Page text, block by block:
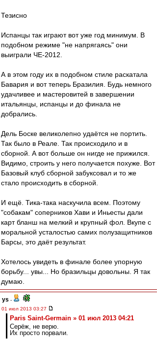
Тезисно
Испанцы так играют вот уже год минимум. В
подобном режиме "не напрягаясь" они
выиграли ЧЕ-2012.
А в этом году их в подобном стиле раскатала
Бавария и вот теперь Бразилия. Будь немного
удачливее и мастеровитей в завершении
итальянцы, испанцы и до финала не
добрались.
Дель Боске великолепно удаётся не портить.
Так было в Реале. Так происходило и в
сборной. А вот больше он нигде не прижился.
Видимо, строить у него получается похуже. Вот
Базовый клуб сборной забуксовал и то же
стало происходить в сборной.
И ещё. Тика-така наскучила всем. Поэтому
"собакам" соперников Хави и Иньесты дали
карт бланш на мелкий и крупный фол. Вкупе с
моральной усталостью самих полузащитников
Барсы, это даёт результат.
Хотелось увидеть в финале более упорную
борьбу... увы... Но бразильцы довольны. Я так
думаю.
ys -
01 июл 2013 03:27
Paris Saint-Germain » 01 июл 2013 04:21
Серёж, не верю.
Их просто порвали.